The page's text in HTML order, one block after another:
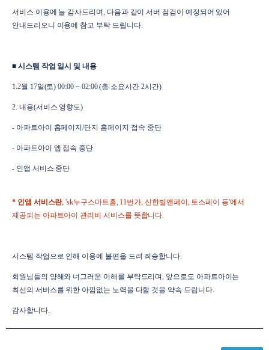
서비스 이용에 늘 감사드리며, 다음과 같이 서버 점검이 예정되어 있어
안내드리오니 이용에 참고 부탁 드립니다.
■ 시스템 작업 일시 및 내용
1.2월 17일(토) 00:00 ~ 02:00 (총 소요시간 2시간)
2. 내용(서비스 영향도)
- 아파트아이 홈페이지/단지 홈페이지 접속 중단
- 아파트아이 앱 접속 중단
- 인앱 서비스 중단
* 인앱 서비스란, 'sk누구스마트홈, 11번가, 신한빌앤페이, 토스페이 등'에서
제공되는 아파트아이 관리비 서비스를 뜻합니다.
시스템 작업으로 인해 이용에 불편을 드려 죄송합니다.
회원님들의 양해와 너그러운 이해를 부탁드리며, 앞으로도 아파트아이는
최선의 서비스를 위한 아낌없는 노력을 다할 것을 약속 드립니다.
감사합니다.